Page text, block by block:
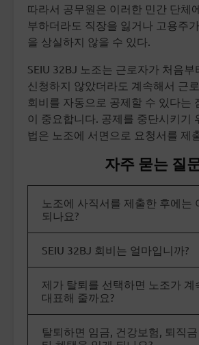
따라서 공무원은 이러한 민간 단체
부하더라도 직장을 잃거나 고용주
을 상실하지 않을 수 있다.
SEIU 32BJ 노조는 근로자가 처음
신청하지 않았더라도 계속해서 근
회비를 자동으로 공제할 수 있다는
이 중요합니다. 공제를 중단시키기
법은 노조에 서면으로 요청서를 제
자주 묻는 질
노조에 사직서를 제출한 후에는
되나요?
SEIU 32BJ 회비는 얼마입니까?
제가 탈퇴를 선택하면 노조가 계
대표해 줄까요?
탈퇴하면 임금, 건강보험, 퇴직